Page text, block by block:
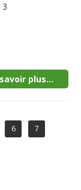
3
plus...
6
7